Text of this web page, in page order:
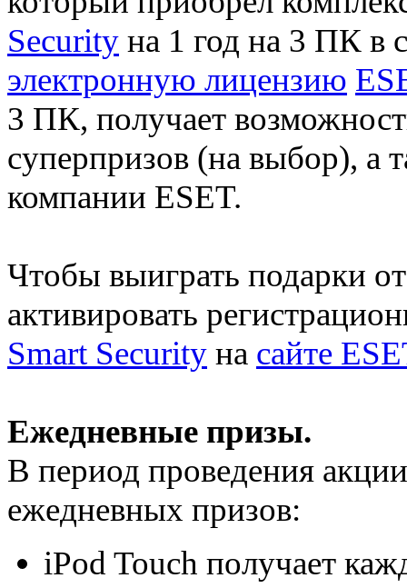
Security на 1 год на 3 ПК в
электронную лицензию
3 ПК, получает
суперпризов (на выбор), а
компании ESET.
Чтобы выиграть подарки
активировать
Smart Security на сайте
Ежедневные призы.
В период проведения
ежедневных призов:
iPod Touch получает